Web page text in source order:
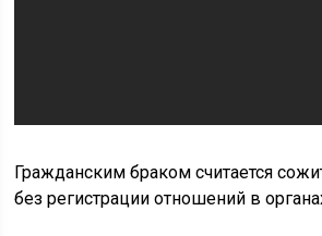
Гражданским браком считается
без регистрации отношений в